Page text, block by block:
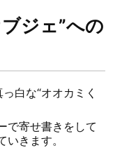
ジェ”への
白な“オオカミく
で寄せ書きをして
きます。